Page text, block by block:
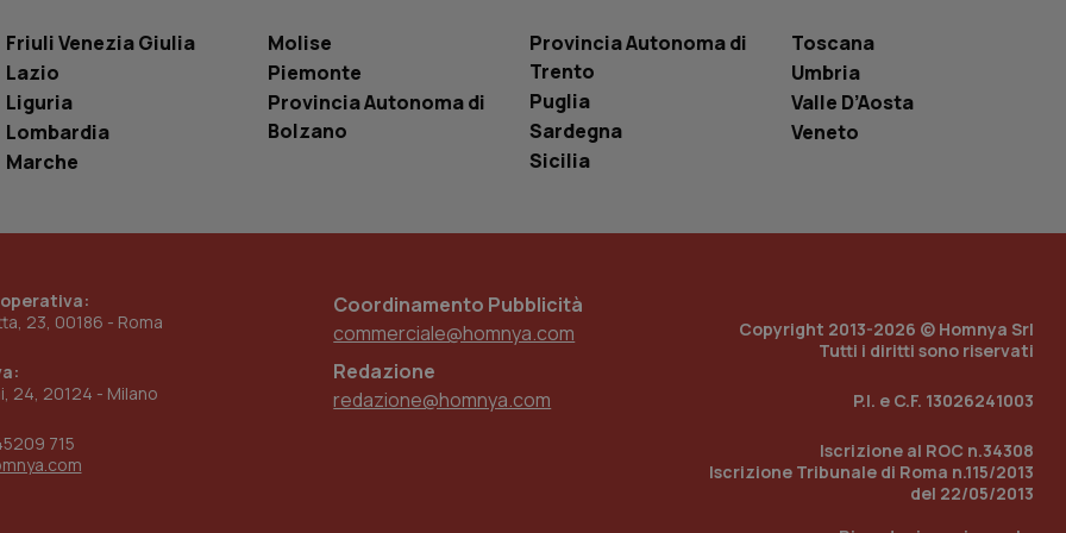
Friuli Venezia Giulia
Lazio
Liguria
Lombardia
Marche
Molise
Piemonte
Provincia Autonoma di
Bolzano
Provincia Autonoma di
Trento
Puglia
Sardegna
Sicilia
Toscana
Umbria
Valle D’Aosta
Veneto
23, 00186 - Roma
24, 20124 - Milano
715
Coordinamento Pubblicità
commerciale@homnya.com
Redazione
redazione@homnya.com
Copyright 2013-2026 © Homnya Srl
Tutti i diritti sono riservati
P.I. e C.F. 13026241003
Iscrizione al ROC n.34308
Iscrizione Tribunale di Roma n.115/2013
del 22/05/2013
www.quotidianosanita.it
Questo cookie è impostato dall'applicazione per abilitare il
sistema di tracking solo in caso di utenti loggato con identity
provider WelfareLink.